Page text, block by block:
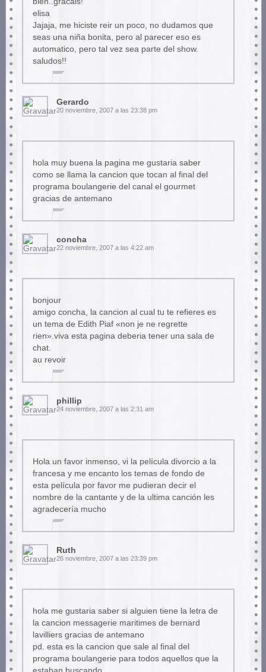
elisa
Jajaja, me hiciste reir un poco, no dudamos que
seas una niña bonita, pero al parecer eso es
automatico, pero tal vez sea parte del show.
saludos!!
Gerardo
20 noviembre, 2007 a las 23:38 pm
hola muy buena la pagina me gustaria saber
como se llama la cancion que tocan al final del
programa boulangerie del canal el gourmet
gracias de antemano
concha
22 noviembre, 2007 a las 4:22 am
bonjour
amigo concha, la cancion al cual tu te refieres es
un tema de Edith Piaf «non je ne regrette
rien».viva esta pagina deberia tener una sala de
chat.
au revoir
phillip
24 noviembre, 2007 a las 2:31 am
Hola un favor inmenso, vi la película divorcio a la
francesa y me encanto los temas de fondo de
esta película por favor me pudieran decir el
nombre de la cantante y de la ultima canción les
agradecería mucho
Ruth
26 noviembre, 2007 a las 23:39 pm
hola me gustaria saber si alguien tiene la letra de
la cancion messagerie maritimes de bernard
lavilliers gracias de antemano
pd. esta es la cancion que sale al final del
programa boulangerie para todos aquellos que la